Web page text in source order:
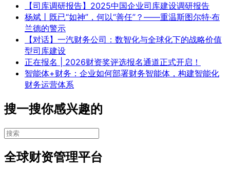
【司库调研报告】2025中国企业司库建设调研报告
杨斌丨既已“如神”，何以“善任”？——重温斯图尔特·布
兰德的警示
【对话】一汽财务公司：数智化与全球化下的战略价值
型司库建设
正在报名 | 2026财资奖评选报名通道正式开启！
智能体+财务：企业如何部署财务智能体，构建智能化
财务运营体系
搜一搜你感兴趣的
全球财资管理平台